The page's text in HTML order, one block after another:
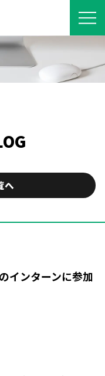
へ
インターンに参加